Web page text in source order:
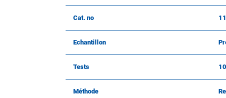
Cat. no
Echantillon
Tests 10
Méthode